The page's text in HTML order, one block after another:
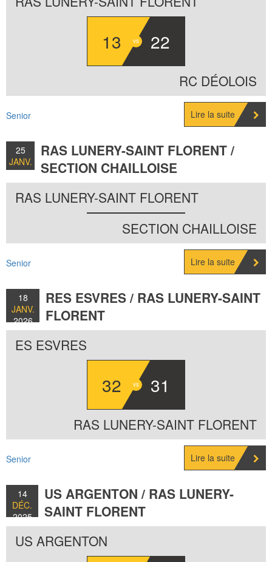
13 22
RC DÉOLOIS
Senior Lire la suite
25
JANV.
2026
RAS LUNERY-SAINT FLORENT /
SECTION CHAILLOISE
RAS LUNERY-SAINT FLORENT
SECTION CHAILLOISE
Senior Lire la suite
18
JANV.
2026
RES ESVRES / RAS LUNERY-SAINT
FLORENT
ES ESVRES
32 31
RAS LUNERY-SAINT FLORENT
Senior Lire la suite
14
DÉC.
2025
US ARGENTON / RAS LUNERY-
SAINT FLORENT
US ARGENTON